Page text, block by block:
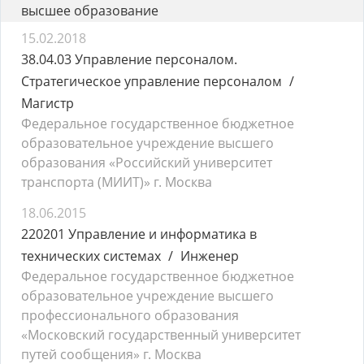
высшее образование
15.02.2018
38.04.03 Управление персоналом.
Стратегическое управление персоналом
Магистр
Федеральное государственное бюджетное
образовательное учреждение высшего
образования «Российский университет
транспорта (МИИТ)» г. Москва
18.06.2015
220201 Управление и информатика в
технических системах
Инженер
Федеральное государственное бюджетное
образовательное учреждение высшего
профессионального образования
«Московский государственный университет
путей сообщения» г. Москва